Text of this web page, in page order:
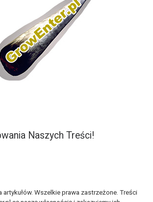
Naszych Treści!
artykułów. Wszelkie prawa zastrzeżone. Treści